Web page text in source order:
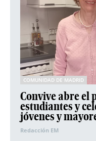
COMUNIDAD DE MADRID
Convive abre el
estudiantes y
jóvenes y
Redacción EM